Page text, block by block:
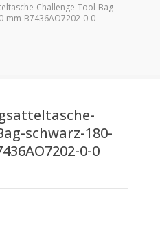
Challenge-Tool-Bag-
mm-B7436AO7202-0-0
schwarz-180-
0-0